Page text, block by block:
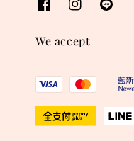
We accept